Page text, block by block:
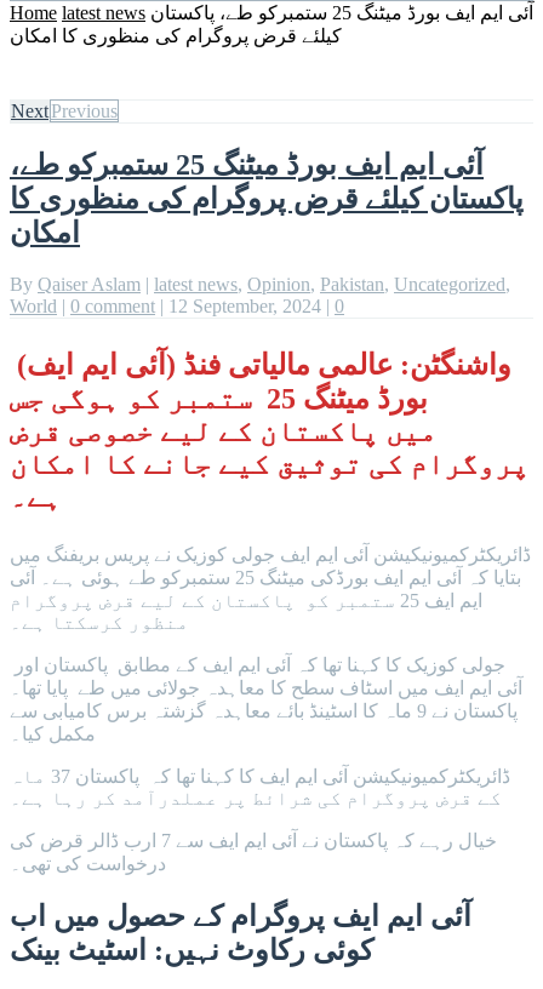
Home latest news آئی ایم ایف بورڈ میٹنگ 25 ستمبرکو طے، پاکستان
کیلئے قرض پروگرام کی منظوری کا امکان
NextPrevious
آئی ایم ایف بورڈ میٹنگ 25 ستمبرکو طے،
پاکستان کیلئے قرض پروگرام کی منظوری کا
امکان
By Qaiser Aslam | latest news, Opinion, Pakistan, Uncategorized,
World | 0 comment | 12 September, 2024 | 0
واشنگٹن: عالمی مالیاتی فنڈ (آئی ایم ایف)
بورڈ میٹنگ 25 ستمبر کو ہوگی جس
میں پاکستان کے لیے خصوصی قرض
پروگرام کی توثیق کیے جانے کا امکان
ہے۔
ڈائریکٹرکمیونیکیشن آئی ایم ایف جولی کوزیک نے پریس بریفنگ میں
بتایا کہ آئی ایم ایف بورڈکی میٹنگ 25 ستمبرکو طے ہوئی ہے۔ آئی
ایم ایف 25 ستمبر کو پاکستان کے لیے قرض پروگرام
منظور کرسکتا ہے۔
جولی کوزیک کا کہنا تھا کہ آئی ایم ایف کے مطابق پاکستان اور
آئی ایم ایف میں اسٹاف سطح کا معاہدہ جولائی میں طے پایا تھا۔
پاکستان نے 9 ماہ کا اسٹینڈ بائے معاہدہ گزشتہ برس کامیابی سے
مکمل کیا۔
ڈائریکٹرکمیونیکیشن آئی ایم ایف کا کہنا تھا کہ پاکستان 37 ماہ
کے قرض پروگرام کی شرائط پر عملدرآمد کر رہا ہے۔
خیال رہے کہ پاکستان نے آئی ایم ایف سے 7 ارب ڈالر قرض کی
درخواست کی تھی۔
آئی ایم ایف پروگرام کے حصول میں اب
کوئی رکاوٹ نہیں: اسٹیٹ بینک